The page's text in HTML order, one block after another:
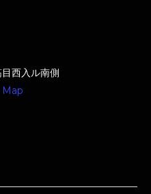
西入ル南側